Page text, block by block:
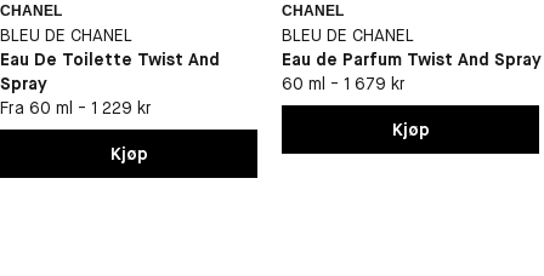
CHANEL
BLEU DE CHANEL
Eau De Toilette Twist And
Spray
Fra 60 ml - 1 229 kr
Kjøp
CHANEL
BLEU DE CHANEL
Eau de Parfum Twist And Spray
60 ml - 1 679 kr
Kjøp